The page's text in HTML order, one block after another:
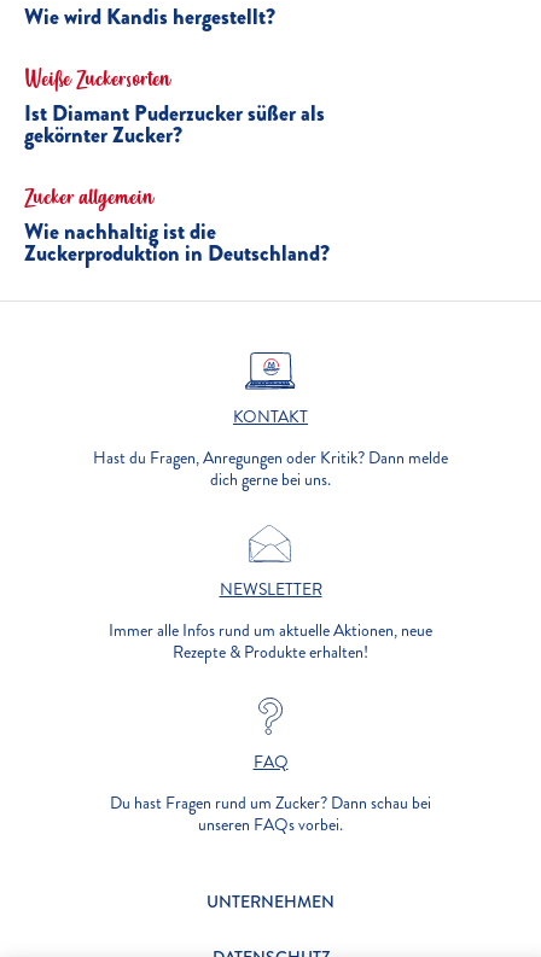
Wie wird Kandis hergestellt?
Weiße Zuckersorten
Ist Diamant Puderzucker süßer als
gekörnter Zucker?
Zucker allgemein
Wie nachhaltig ist die
Zuckerproduktion in Deutschland?
KONTAKT
Hast du Fragen, Anregungen oder Kritik? Dann melde
dich gerne bei uns.
NEWSLETTER
Immer alle Infos rund um aktuelle Aktionen, neue
Rezepte & Produkte erhalten!
FAQ
Du hast Fragen rund um Zucker? Dann schau bei
unseren FAQs vorbei.
UNTERNEHMEN